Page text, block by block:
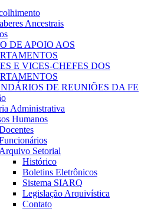
Ancestrais
DE APOIO AOS
E VICES-CHEFES DOS
DE REUNIÕES DA FE
Administrativa
Humanos
Arquivo Setorial
Histórico
Boletins Eletrônicos
Sistema SIARQ
Legislação Arquivística
Contato